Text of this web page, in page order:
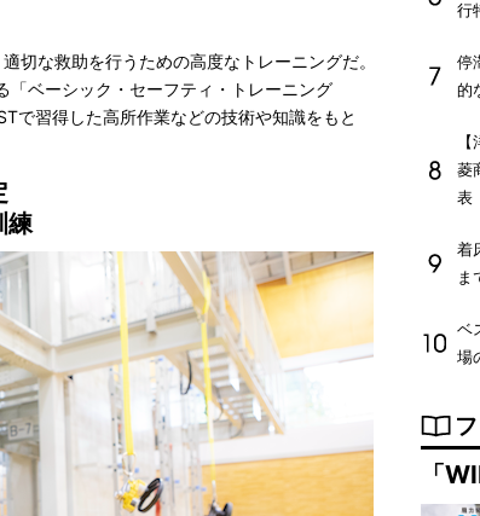
切な救助を行うための高度なトレーニングだ。
「ベーシック・セーフティ・トレーニング
で習得した高所作業などの技術や知識をもと
練
行
停
的
菱
表
着
ま
ベ
場
「